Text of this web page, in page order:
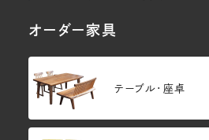
オーダー家具
テーブル・座卓